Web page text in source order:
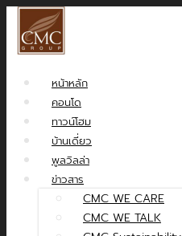
หน้าหลัก
คอนโด
ทาวน์โฮม
บ้านเดี่ยว
พูลวิลล่า
ข่าวสาร
CMC WE CARE
CMC WE TALK